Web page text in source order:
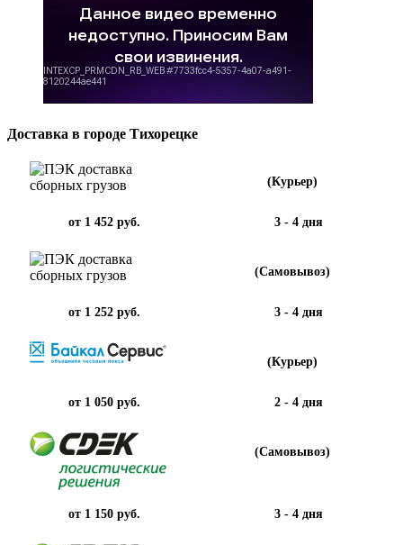
Доставка в городе Тихорецке
(Курьер)
от 1 452 руб. 3 - 4 дня
(Самовывоз)
от 1 252 руб. 3 - 4 дня
(Курьер)
от 1 050 руб. 2 - 4 дня
(Самовывоз)
от 1 150 руб. 3 - 4 дня